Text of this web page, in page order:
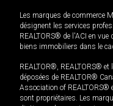
Les marques de commerce
désignent les services
REALTORS® de l'ACI en vue
biens immobiliers dans le
REALTOR®, REALTORS®
déposées de REALTOR®
Association of REALTORS®
sont propriétaires. Les